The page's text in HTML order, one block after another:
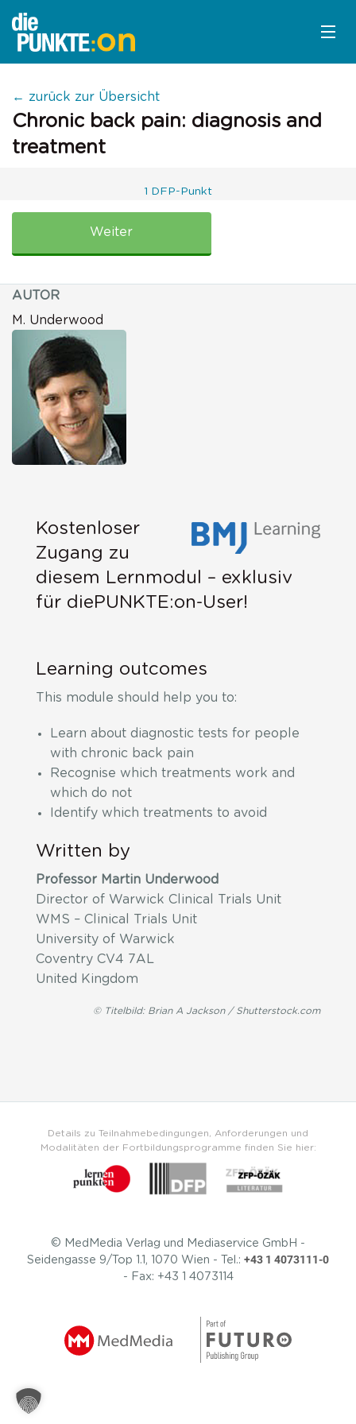
LOGIN
← zurück zur Übersicht
Chronic back pain: diagnosis and
treatment
1 DFP-Punkt
Chronic
and
treatment
Weiter
AUTOR
M. Underwood
Kostenloser
Zugang zu
diesem Lernmodul – exklusiv
für diePUNKTE:on-User!
Learning outcomes
This module should help you to:
Learn about diagnostic tests for people
with chronic back pain
Recognise which treatments work and
which do not
Identify which treatments to avoid
Written by
Professor Martin Underwood
Director of Warwick Clinical Trials Unit
WMS – Clinical Trials Unit
University of Warwick
Coventry CV4 7AL
United Kingdom
© Titelbild: Brian A Jackson / Shutterstock.com
Details zu Teilnahmebedingungen, Anforderungen und
Modalitäten der Fortbildungsprogramme finden Sie hier:
© MedMedia Verlag und Mediaservice GmbH -
Seidengasse 9/Top 1.1, 1070 Wien - Tel.: +43 1 4073111-0
- Fax: +43 1 4073114